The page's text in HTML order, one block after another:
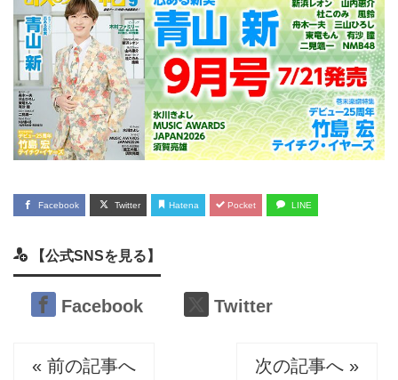
Facebook Twitter Hatena Pocket LINE
【公式SNSを見る】
Facebook Twitter
« 前の記事へ 次の記事へ »